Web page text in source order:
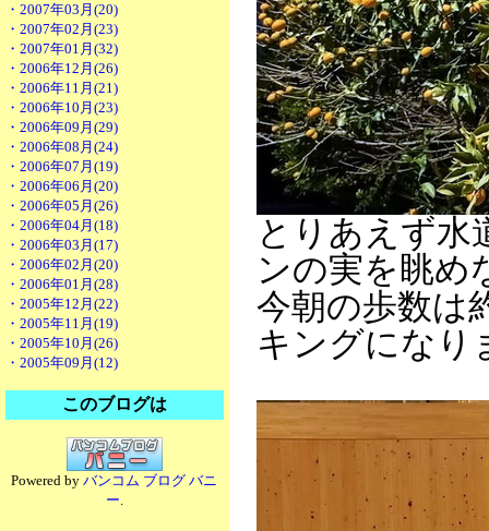
・2007年03月(20)
・2007年02月(23)
・2007年01月(32)
・2006年12月(26)
・2006年11月(21)
・2006年10月(23)
・2006年09月(29)
・2006年08月(24)
・2006年07月(19)
・2006年06月(20)
・2006年05月(26)
・2006年04月(18)
・2006年03月(17)
・2006年02月(20)
・2006年01月(28)
・2005年12月(22)
・2005年11月(19)
・2005年10月(26)
・2005年09月(12)
このブログは
Powered byバンコム ブログ バニ
ー.
とりあえず水
ンの実を眺め
今朝の歩数は
キングになり